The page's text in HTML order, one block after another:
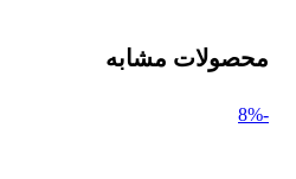
محصولات مشابه
-8%